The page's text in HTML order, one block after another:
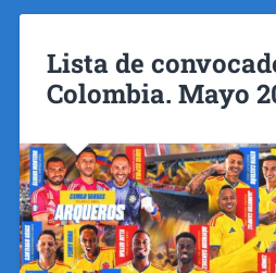
Lista de
Colombia. Mayo